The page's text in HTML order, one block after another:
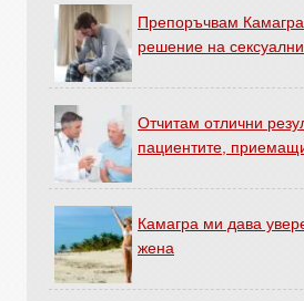
Препоръчвам
решение на
Отчитам отлични
пациентите,
Камагра ми дава
жена